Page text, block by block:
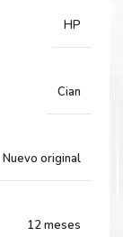
HP
Cian
Nuevo original
12 meses